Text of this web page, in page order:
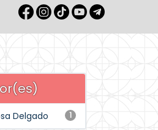
1
Delgado